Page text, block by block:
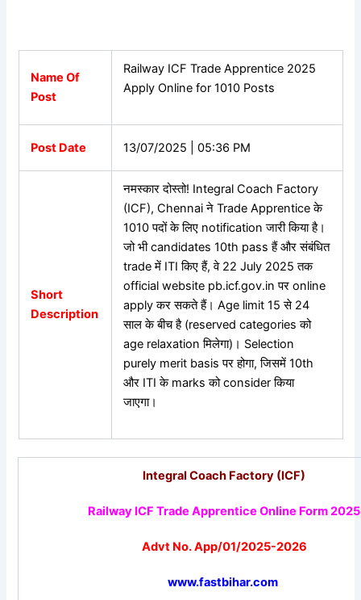
Name Of
Post
Railway ICF Trade Apprentice 2025
Apply Online for 1010 Posts
Post Date 13/07/2025 | 05:36 PM
Short
Description
नमस्कार दोस्तो! Integral Coach Factory
(ICF), Chennai ने Trade Apprentice के
1010 पदों के लिए notification जारी किया है।
जो भी candidates 10th pass हैं और संबंधित
trade में ITI किए हैं, वे 22 July 2025 तक
official website pb.icf.gov.in पर online
apply कर सकते हैं। Age limit 15 से 24
साल के बीच है (reserved categories को
age relaxation मिलेगा)। Selection
purely merit basis पर होगा, जिसमें 10th
और ITI के marks को consider किया
जाएगा।
Integral Coach Factory (ICF)
Railway ICF Trade Apprentice Online Form 2025
Advt No. App/01/2025-2026
www.fastbihar.com